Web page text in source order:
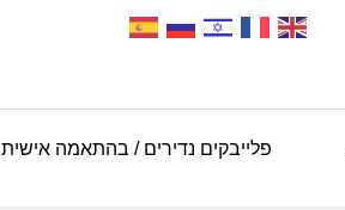
פלייבקים נדירים / בהתאמה אישית